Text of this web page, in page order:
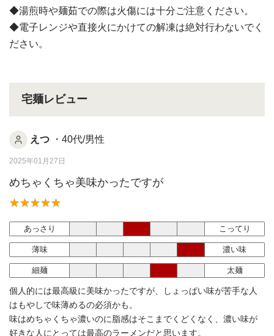
◆湯煎時や麺茹での際は火傷には十分ご注意ください。
◆電子レンジや直接火にかけての解凍は絶対行わないでく
ださい。
宅麺レビュー
えつ ・40代/男性
2025年01月27日
めちゃくちゃ美味かったですが
あっさり こってり
薄味 濃い味
細麺 太麺
個人的には最高級に美味かったですが、しょっぱい味が苦手な人
はもやしで味薄めるの必須かも。
味はめちゃくちゃ濃いのに脂感はそこまでくどくなく、濃い味が
好きな人にとっては最高のラーメンだと思います。